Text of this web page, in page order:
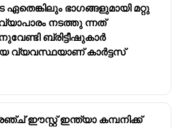
ഭാഗങ്ങളുമായി മറ്റു
നടത്തു ന്നത്
ബ്രിട്ടീഷുകാർ
വ്യവസ്ഥയാണ് കാർട്ടസ്
ഈസ്റ്റ് ഇന്ത്യാ കമ്പനിക്ക്